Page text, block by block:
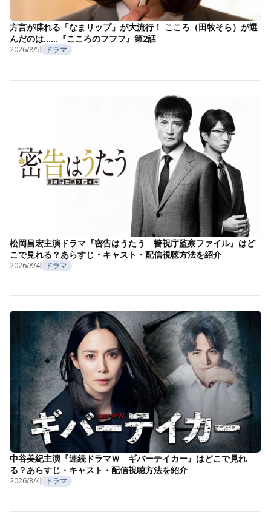
方言が喋れる「なまリップ」が大流行！ こころ（田牧そら）が選
んだのは……『こころのフフフ』第2話
2026/8/5 ドラマ
松岡昌宏主演ドラマ『密告はうたう 警視庁監察ファイル』はど
こで見れる？あらすじ・キャスト・配信視聴方法を紹介
2026/8/4 ドラマ
中谷美紀主演『連続ドラマＷ ギバーテイカー』はどこで見れ
る？あらすじ・キャスト・配信視聴方法を紹介
2026/8/4 ドラマ